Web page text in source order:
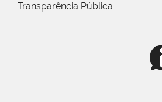
Transparência Pública